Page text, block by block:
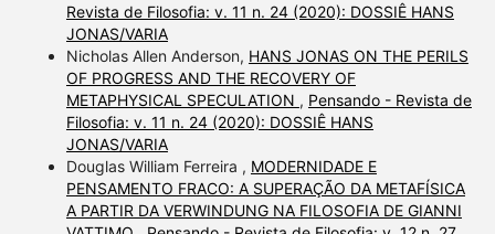
Revista de Filosofia: v. 11 n. 24 (2020): DOSSIÊ HANS
JONAS/VARIA
Nicholas Allen Anderson, HANS JONAS ON THE PERILS
OF PROGRESS AND THE RECOVERY OF
METAPHYSICAL SPECULATION , Pensando - Revista de
Filosofia: v. 11 n. 24 (2020): DOSSIÊ HANS
JONAS/VARIA
Douglas William Ferreira , MODERNIDADE E
PENSAMENTO FRACO: A SUPERAÇÃO DA METAFÍSICA
A PARTIR DA VERWINDUNG NA FILOSOFIA DE GIANNI